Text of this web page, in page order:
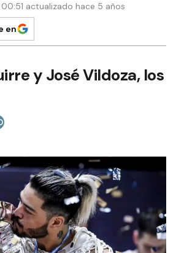
00:51 actualizado hace 5 años
en
y José Vildoza, los